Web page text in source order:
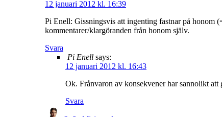
12 januari 2012 kl. 16:39
Pi Enell: Gissningsvis att ingenting fastnar på honom
kommentarer/klargöranden från honom själv.
Svara
Pi Enell says:
12 januari 2012 kl. 16:43
Ok. Frånvaron av konsekvener har sannolikt att
Svara